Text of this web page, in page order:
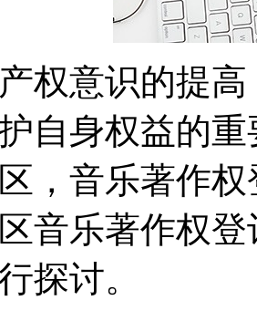
权意识的提
自身权益的
，音乐著作
音乐著作权
探讨。